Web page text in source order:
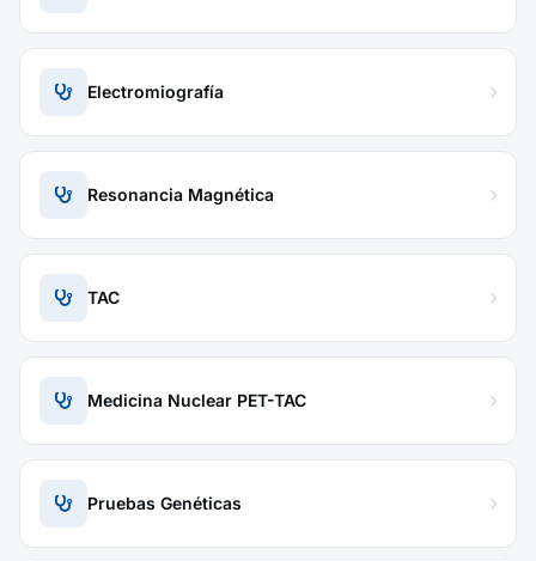
Electromiografía
Resonancia Magnética
TAC
Medicina Nuclear PET-TAC
Pruebas Genéticas